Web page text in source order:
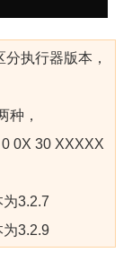
执行器版本，
种，
30 XXXXX
3.2.7
3.2.9